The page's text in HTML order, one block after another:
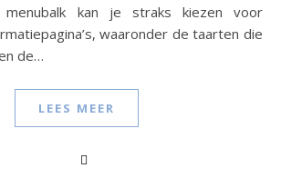
kan je straks kiezen voor
waaronder de taarten die
de…
LEES MEER